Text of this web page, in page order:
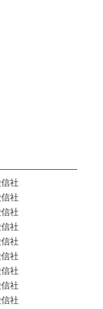
社
社
社
社
社
社
社
社
社